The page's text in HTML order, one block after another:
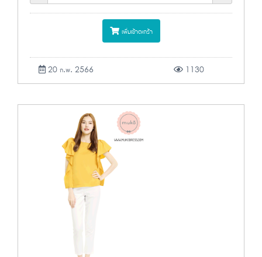
เพิ่มเข้าตะกร้า
20 ก.พ. 2566 1130